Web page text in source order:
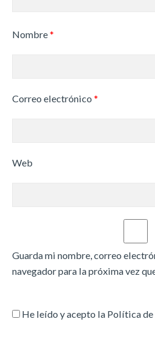
Nombre*
Correo electrónico *
Web
Guarda mi nombre, correo
navegador para la próxima vez
He leído y acepto la Política